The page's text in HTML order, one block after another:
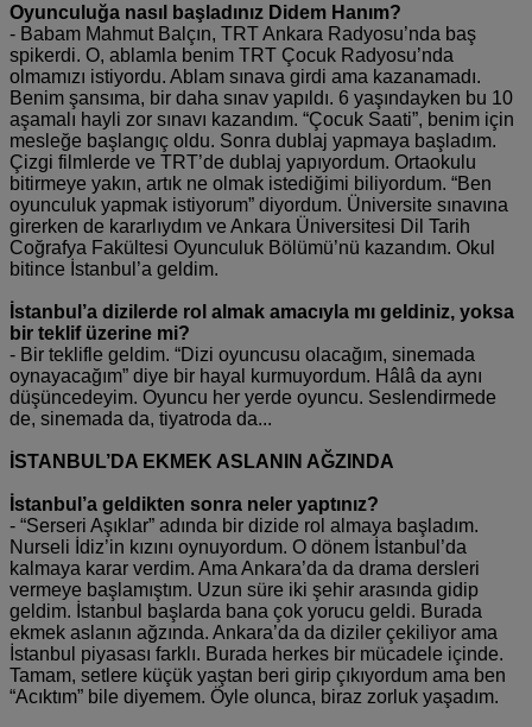
Oyunculuğa nasıl başladınız Didem Hanım?
- Babam Mahmut Balçın, TRT Ankara Radyosu’nda baş
spikerdi. O, ablamla benim TRT Çocuk Radyosu’nda
olmamızı istiyordu. Ablam sınava girdi ama kazanamadı.
Benim şansıma, bir daha sınav yapıldı. 6 yaşındayken bu 10
aşamalı hayli zor sınavı kazandım. “Çocuk Saati”, benim için
mesleğe başlangıç oldu. Sonra dublaj yapmaya başladım.
Çizgi filmlerde ve TRT’de dublaj yapıyordum. Ortaokulu
bitirmeye yakın, artık ne olmak istediğimi biliyordum. “Ben
oyunculuk yapmak istiyorum” diyordum. Üniversite sınavına
girerken de kararlıydım ve Ankara Üniversitesi Dil Tarih
Coğrafya Fakültesi Oyunculuk Bölümü’nü kazandım. Okul
bitince İstanbul’a geldim.
İstanbul’a dizilerde rol almak amacıyla mı geldiniz, yoksa
bir teklif üzerine mi?
- Bir teklifle geldim. “Dizi oyuncusu olacağım, sinemada
oynayacağım” diye bir hayal kurmuyordum. Hâlâ da aynı
düşüncedeyim. Oyuncu her yerde oyuncu. Seslendirmede
de, sinemada da, tiyatroda da...
İSTANBUL’DA EKMEK ASLANIN AĞZINDA
İstanbul’a geldikten sonra neler yaptınız?
- “Serseri Aşıklar” adında bir dizide rol almaya başladım.
Nurseli İdiz’in kızını oynuyordum. O dönem İstanbul’da
kalmaya karar verdim. Ama Ankara’da da drama dersleri
vermeye başlamıştım. Uzun süre iki şehir arasında gidip
geldim. İstanbul başlarda bana çok yorucu geldi. Burada
ekmek aslanın ağzında. Ankara’da da diziler çekiliyor ama
İstanbul piyasası farklı. Burada herkes bir mücadele içinde.
Tamam, setlere küçük yaştan beri girip çıkıyordum ama ben
“Acıktım” bile diyemem. Öyle olunca, biraz zorluk yaşadım.